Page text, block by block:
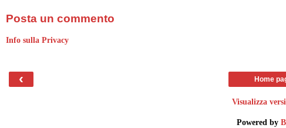
Posta un commento
Info sulla Privacy
‹ Home
Visualizza
Powered by